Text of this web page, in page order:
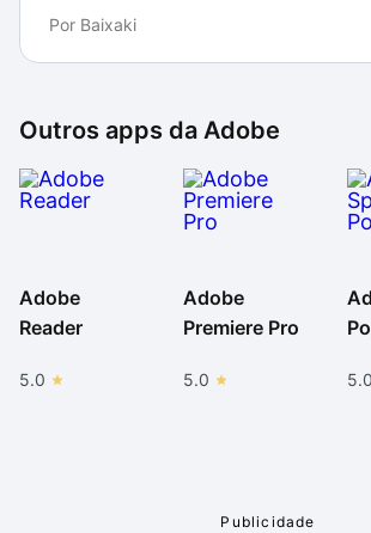
gosta de fazer leituras e estudos no
excelente adaptação do popular
Por Baixaki
Outros apps da Adobe
Adobe
Reader
5.0
Adobe
Premiere Pro
5.0 5.0